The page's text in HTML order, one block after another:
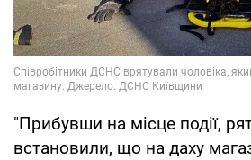
"Прибувши на місце події,
встановили, що на даху